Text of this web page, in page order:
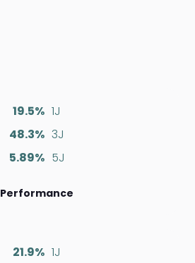
19.5% 1J
48.3% 3J
5.89% 5J
Performance
21.9% 1J